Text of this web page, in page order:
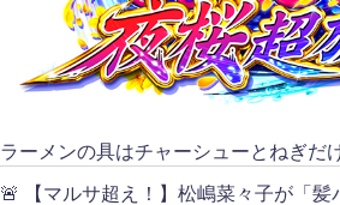
ラーメンの具はチャーシューとねぎだ
🚨 【マルサ超え！】松嶋菜々子が「髪